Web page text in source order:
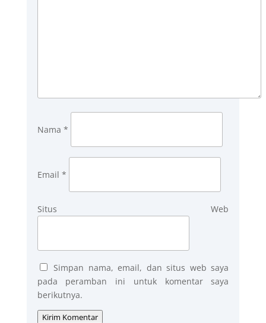
Nama *
Email *
Situs Web
Simpan nama, email, dan situs web saya
pada peramban ini untuk komentar saya
berikutnya.
Kirim Komentar